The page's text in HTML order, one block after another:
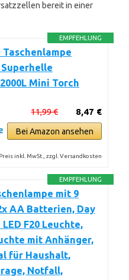
bereit in einer
EMPFEHLUNG
Taschenlampe
Mini Torch
8,47 €
11,99 €
Bei Amazon ansehen
Preis inkl. MwSt., zzgl. Versandkosten
EMPFEHLUNG
mit 9
AA Batterien, Day
F20 Leuchte,
mit Anhänger,
für Haushalt,
Notfall,